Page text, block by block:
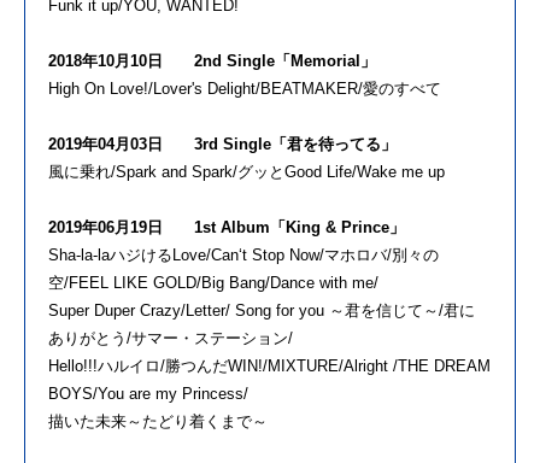
Funk it up/YOU, WANTED!
2018年10月10日 2nd Single「Memorial」
High On Love!/Lover's Delight/BEATMAKER/愛のすべて
2019年04月03日 3rd Single「君を待ってる」
風に乗れ/Spark and Spark/グッとGood Life/Wake me up
2019年06月19日 1st Album「King & Prince」
Sha-la-laハジけるLove/Can‘t Stop Now/マホロバ/別々の
空/FEEL LIKE GOLD/Big Bang/Dance with me/
Super Duper Crazy/Letter/ Song for you ～君を信じて～/君に
ありがとう/サマー・ステーション/
Hello!!!ハルイロ/勝つんだWIN!/MIXTURE/Alright /THE DREAM
BOYS/You are my Princess/
描いた未来～たどり着くまで～